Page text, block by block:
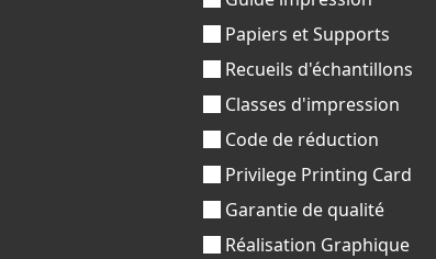
Papiers et Supports
Recueils d'échantillons
Classes d'impression
Code de réduction
Privilege Printing Card
Garantie de qualité
Réalisation Graphique